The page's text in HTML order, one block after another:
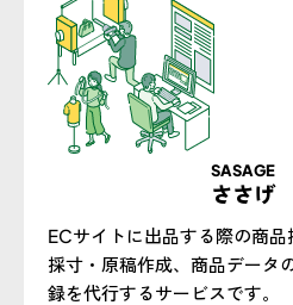
SASAGE
ささげ
ECサイトに出品する際の商品
採寸・原稿作成、商品データ
録を代行するサービスです。